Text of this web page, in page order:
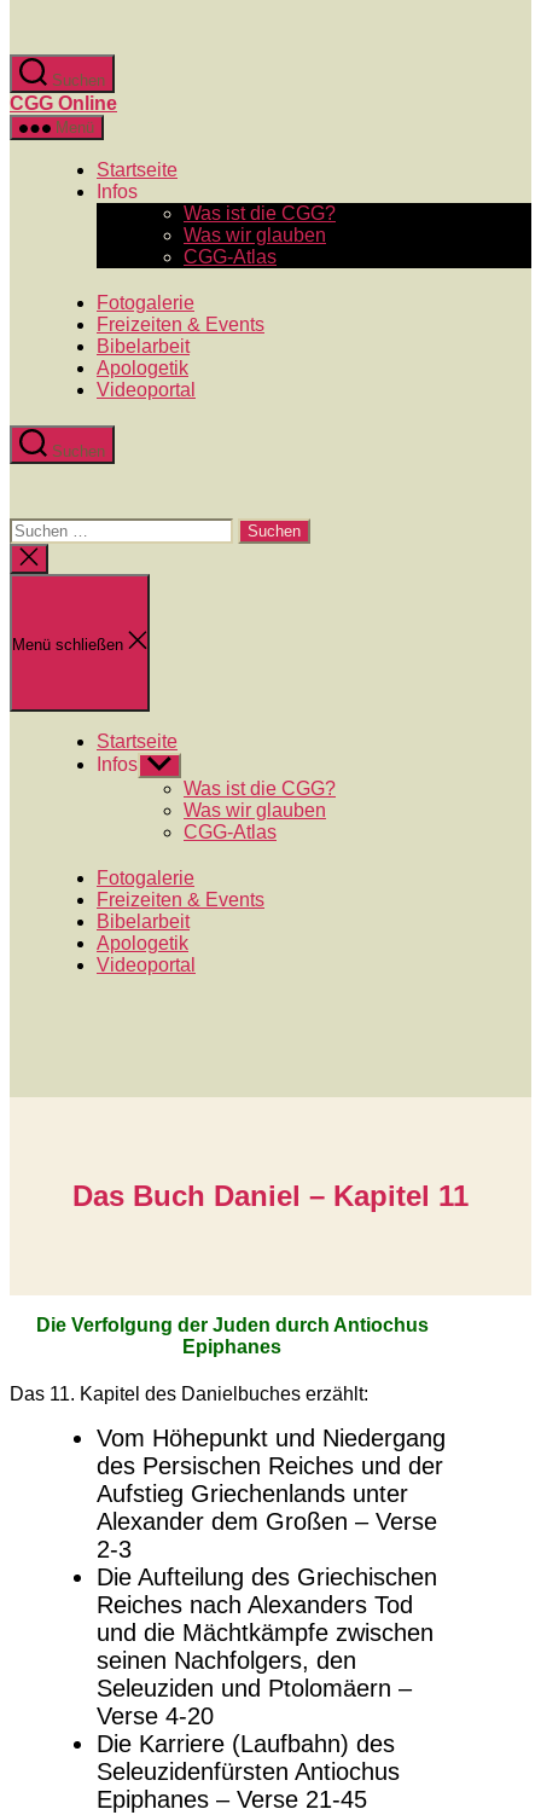
springen
Suchen
CGG Online
Menü
Startseite
Infos
Was ist die CGG?
Was wir glauben
CGG-Atlas
Fotogalerie
Freizeiten & Events
Bibelarbeit
Apologetik
Videoportal
Suchen
Suchen
nach:
Suche
schließen
Menü schließen
Startseite
Infos Untermenü
anzeigenWas ist die CGG?
Was wir glauben
CGG-Atlas
Fotogalerie
Freizeiten & Events
Bibelarbeit
Apologetik
Videoportal
Das Buch Daniel – Kapitel 11
Die Verfolgung der Juden durch Antiochus
Epiphanes
Das 11. Kapitel des Danielbuches erzählt:
Vom Höhepunkt und Niedergang
des Persischen Reiches und der
Aufstieg Griechenlands unter
Alexander dem Großen – Verse
2-3
Die Aufteilung des Griechischen
Reiches nach Alexanders Tod
und die Mächtkämpfe zwischen
seinen Nachfolgers, den
Seleuziden und Ptolomäern –
Verse 4-20
Die Karriere (Laufbahn) des
Seleuzidenfürsten Antiochus
Epiphanes – Verse 21-45